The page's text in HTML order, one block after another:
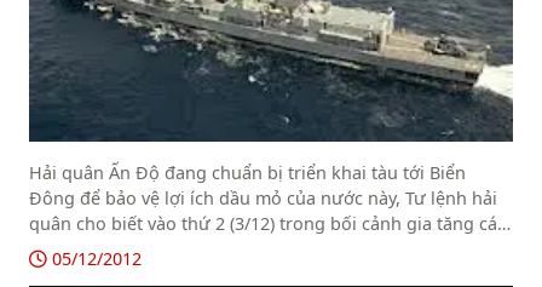
Hải quân Ấn Độ đang chuẩn bị triển khai tàu tới Biển
Đông để bảo vệ lợi ích dầu mỏ của nước này, Tư lệnh hải
quân cho biết vào thứ 2 (3/12) trong bối cảnh gia tăng các
quan ngại quốc tế về khả năng đụng độ hải quân trong
khu vực tranh chấp này.
05/12/2012